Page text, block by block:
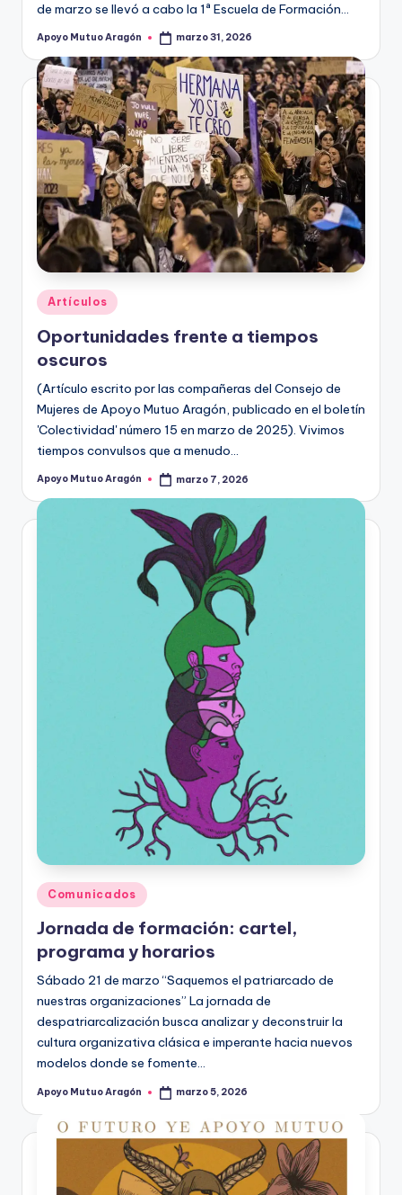
de marzo se llevó a cabo la 1ª Escuela de Formación…
Publicado
Apoyo Mutuo Aragón marzo 31, 2026
Publicado
en
Artículos
Oportunidades frente a tiempos
oscuros
(Artículo escrito por las compañeras del Consejo de
Mujeres de Apoyo Mutuo Aragón, publicado en el boletín
'Colectividad' número 15 en marzo de 2025). Vivimos
tiempos convulsos que a menudo…
Publicado
Apoyo Mutuo Aragón marzo 7, 2026
Publicado
en
Comunicados
Jornada de formación: cartel,
programa y horarios
Sábado 21 de marzo “Saquemos el patriarcado de
nuestras organizaciones” La jornada de
despatriarcalización busca analizar y deconstruir la
cultura organizativa clásica e imperante hacia nuevos
modelos donde se fomente…
Publicado
Apoyo Mutuo Aragón marzo 5, 2026